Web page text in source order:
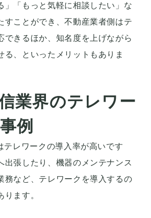
」「もっと気軽に相談したい」な
すことができ、不動産業者側はテ
できるほか、知名度を上げながら
る、といったメリットもありま
業界のテレワー
例
テレワークの導入率が高いです
出張したり、機器のメンテナンス
務など、テレワークを導入するの
ります。